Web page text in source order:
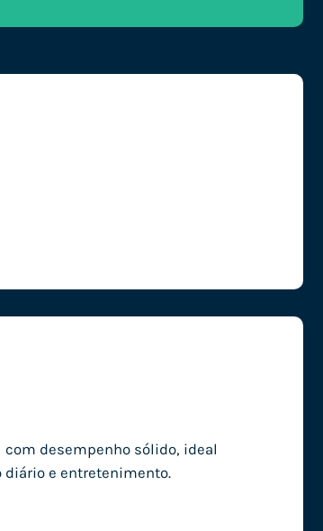
desempenho sólido, ideal
e entretenimento.